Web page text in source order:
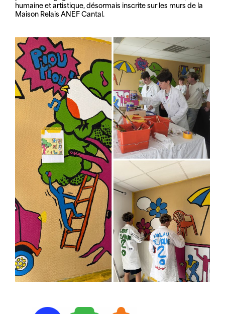
humaine et artistique, désormais inscrite sur les murs de la
Maison Relais ANEF Cantal.